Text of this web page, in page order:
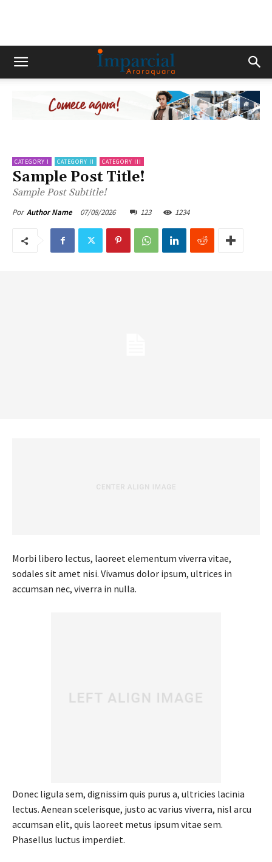
CATEGORY I CATEGORY II CATEGORY III
Sample Post Title!
Sample Post Subtitle!
Por Author Name 07/08/2026 123 1234
Morbi libero lectus, laoreet elementum viverra vitae,
sodales sit amet nisi. Vivamus dolor ipsum, ultrices in
accumsan nec, viverra in nulla.
Donec ligula sem, dignissim quis purus a, ultricies lacinia
lectus. Aenean scelerisque, justo ac varius viverra, nisl arcu
accumsan elit, quis laoreet metus ipsum vitae sem.
Phasellus luctus imperdiet.